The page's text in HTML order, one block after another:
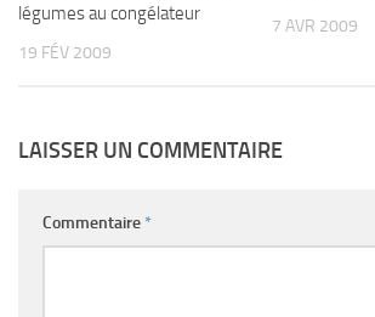
légumes au congélateur
19 FÉV 2009
7 AVR 2009
LAISSER UN COMMENTAIRE
Commentaire *